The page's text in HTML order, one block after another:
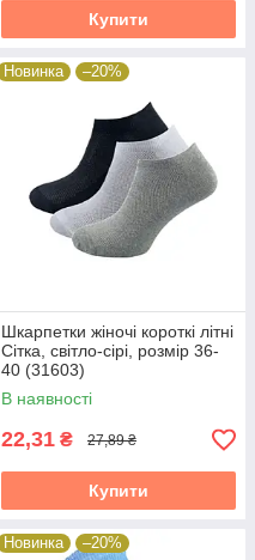
Купити
Новинка –20%
Шкарпетки жіночі короткі літні
Сітка, світло-сірі, розмір 36-
40 (31603)
В наявності
22,31 ₴ 27,89 ₴
Купити
Новинка –20%